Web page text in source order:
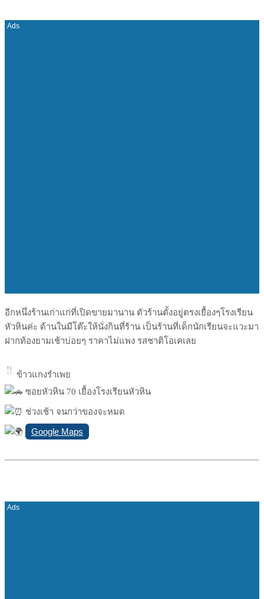
อีกหนึ่งร้านเก่าแก่ที่เปิดขายมานาน ตัวร้านตั้งอยู่ตรงเยื้องๆโรงเรียน
หัวหินค่ะ ด้านในมีโต๊ะให้นั่งกินที่ร้าน เป็นร้านที่เด็กนักเรียนจะแวะมา
ฝากท้องยามเช้าบ่อยๆ ราคาไม่แพง รสชาติโอเคเลย
ข้าวแกงรำเพย
ซอยหัวหิน 70 เยื้องโรงเรียนหัวหิน
ช่วงเช้า จนกว่าของจะหมด
Google Maps